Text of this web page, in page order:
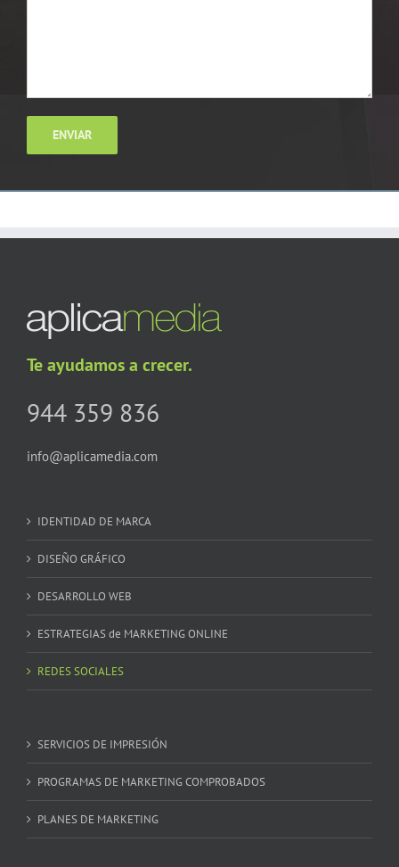
Te ayudamos a crecer.
944 359 836
info@aplicamedia.com
IDENTIDAD DE MARCA
DISEÑO GRÁFICO
DESARROLLO WEB
ESTRATEGIAS de MARKETING ONLINE
REDES SOCIALES
SERVICIOS DE IMPRESIÓN
PROGRAMAS DE MARKETING COMPROBADOS
PLANES DE MARKETING